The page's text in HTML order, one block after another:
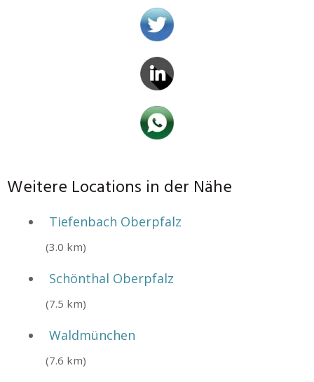
Weitere Locations in der Nähe
Tiefenbach Oberpfalz
(3.0 km)
Schönthal Oberpfalz
(7.5 km)
Waldmünchen
(7.6 km)